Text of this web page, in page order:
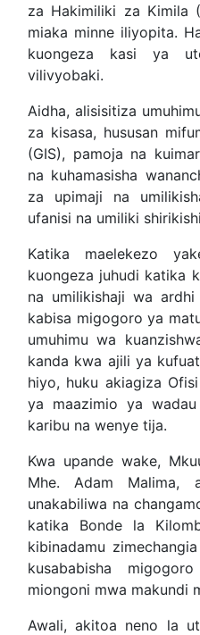
za Hakimiliki za Kimila
miaka minne iliyopita.
kuongeza kasi ya
vilivyobaki.
Aidha, alisisitiza
za kisasa, hususan
(GIS), pamoja na
na kuhamasisha
za upimaji na
ufanisi na umiliki
Katika maelekezo
kuongeza juhudi katika
na umilikishaji wa
kabisa migogoro ya
umuhimu wa
kanda kwa ajili ya
hiyo, huku akiagiza
ya maazimio ya
karibu na wenye tija.
Kwa upande wake,
Mhe. Adam Malima,
unakabiliwa na
katika Bonde la
kibinadamu
kusababisha
miongoni mwa makundi
Awali, akitoa neno la